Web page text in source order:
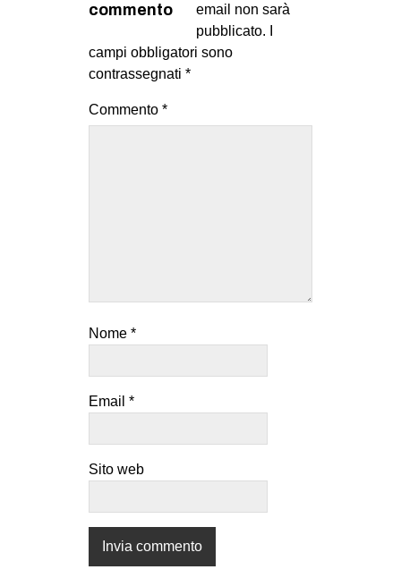
commento
email non sarà
pubblicato.
campi obbligatori sono
contrassegnati *
Commento *
Nome *
Email *
Sito web